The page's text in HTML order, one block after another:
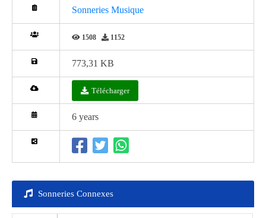
Sonneries Musique
1508 1152
773,31 KB
Télécharger
6 years
Sonneries Connexes